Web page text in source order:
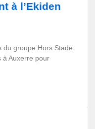
à l’Ekiden
du groupe Hors Stade
à Auxerre pour